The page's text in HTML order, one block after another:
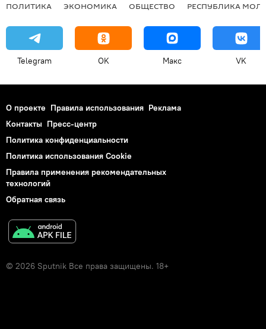
ПОЛИТИКА ЭКОНОМИКА ОБЩЕСТВО РЕСПУБЛИКА
Telegram OK Макс VK
О проекте Правила использования Реклама
Контакты Пресс-центр
Политика конфиденциальности
Политика использования Cookie
Правила применения рекомендательных
технологий
Обратная связь
© 2026 Sputnik Все права защищены. 18+